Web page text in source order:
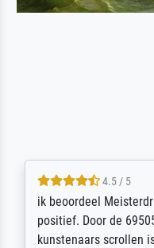
5 / 5
Die Zufriedenheit ist
getrübt, dass das Bild
angegebenen